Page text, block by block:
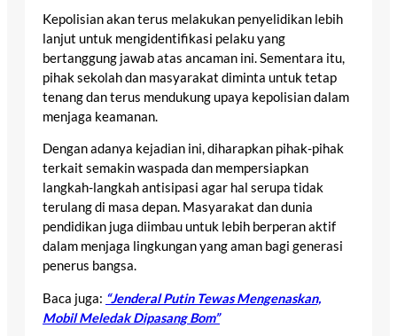
Kepolisian akan terus melakukan penyelidikan lebih
lanjut untuk mengidentifikasi pelaku yang
bertanggung jawab atas ancaman ini. Sementara itu,
pihak sekolah dan masyarakat diminta untuk tetap
tenang dan terus mendukung upaya kepolisian dalam
menjaga keamanan.
Dengan adanya kejadian ini, diharapkan pihak-pihak
terkait semakin waspada dan mempersiapkan
langkah-langkah antisipasi agar hal serupa tidak
terulang di masa depan. Masyarakat dan dunia
pendidikan juga diimbau untuk lebih berperan aktif
dalam menjaga lingkungan yang aman bagi generasi
penerus bangsa.
Baca juga: “Jenderal Putin Tewas Mengenaskan,
Mobil Meledak Dipasang Bom”